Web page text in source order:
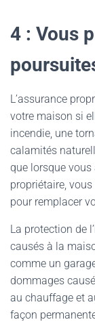
4 : Vous
L’assurance
votre maison si
incendie, une
calamités
que lorsque vous
propriétaire,
pour remplacer
La protection de
causés à la
comme un
dommages
au chauffage et
façon